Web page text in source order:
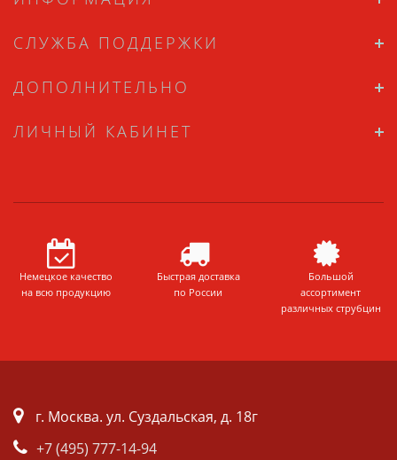
СЛУЖБА ПОДДЕРЖКИ
ДОПОЛНИТЕЛЬНО
ЛИЧНЫЙ КАБИНЕТ
Немецкое качество
на всю продукцию
Быстрая доставка
по России
Большой
ассортимент
различных струбцин
г. Москва. ул. Суздальская, д. 18г
+7 (495) 777-14-94